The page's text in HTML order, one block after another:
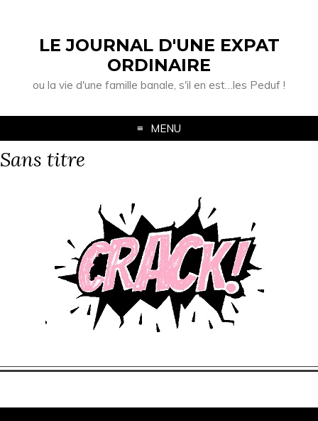
LE JOURNAL D'UNE EXPAT
ORDINAIRE
ou la vie d'une famille banale, s'il en est…les Peduf !
MENU
Sans titre